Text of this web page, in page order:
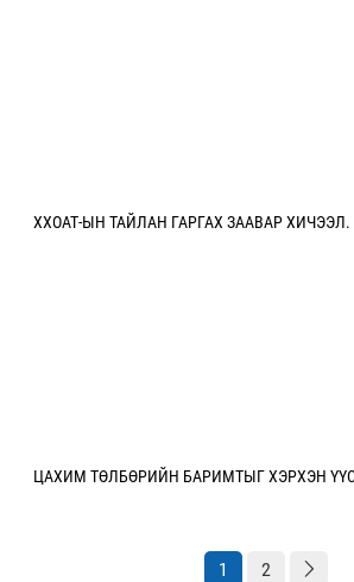
ХХОАТ-ЫН ТАЙЛАН ГАРГАХ ЗААВАР ХИЧЭЭЛ.
ЦАХИМ ТӨЛБӨРИЙН БАРИМТЫГ ХЭРХЭН
1 2